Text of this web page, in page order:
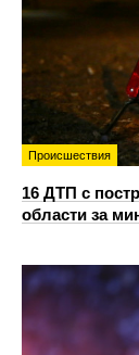
Происшествия
16 ДТП с
области за